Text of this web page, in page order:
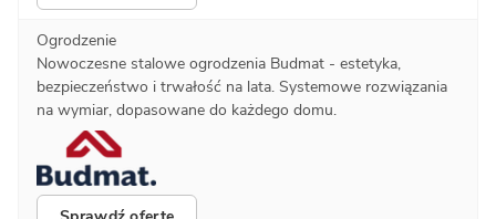
Ogrodzenie
Nowoczesne stalowe ogrodzenia Budmat - estetyka,
bezpieczeństwo i trwałość na lata. Systemowe rozwiązania
na wymiar, dopasowane do każdego domu.